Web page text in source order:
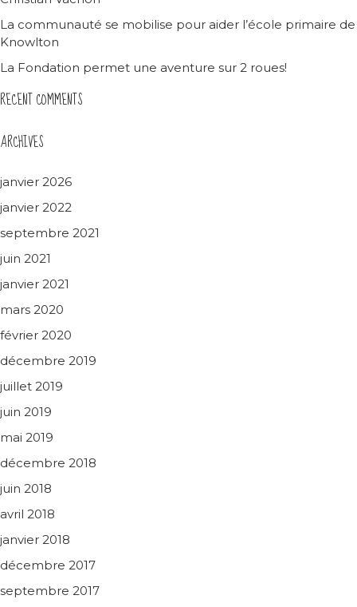
La communauté se mobilise pour aider l’école primaire de
Knowlton
La Fondation permet une aventure sur 2 roues!
RECENT COMMENTS
ARCHIVES
janvier 2026
janvier 2022
septembre 2021
juin 2021
janvier 2021
mars 2020
février 2020
décembre 2019
juillet 2019
juin 2019
mai 2019
décembre 2018
juin 2018
avril 2018
janvier 2018
décembre 2017
septembre 2017